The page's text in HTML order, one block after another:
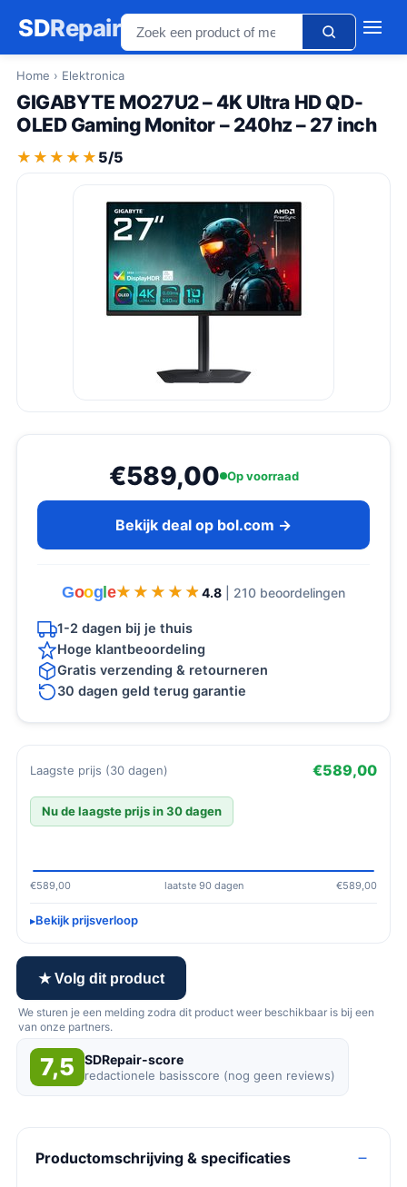
SDRepair
Home › Elektronica
GIGABYTE MO27U2 – 4K Ultra HD QD-
OLED Gaming Monitor – 240hz – 27 inch
★★★★★
★★★★★ 5/5
€589,00 Op voorraad
Bekijk deal op bol.com →
Goog e★★★★★
★★★★★ 4.8 | 210 beoordelingen
1-2 dagen bij je thuis
Hoge klantbeoordeling
Gratis verzending & retourneren
30 dagen geld terug garantie
Laagste prijs (30 dagen) €589,00
Nu de laagste prijs in 30 dagen
€589,00 laatste 90 dagen €589,00
Bekijk prijsverloop
★ Volg dit product
We sturen je een melding zodra dit product weer beschikbaar is bij een
van onze partners.
7,5 SDRepair-score
redactionele basisscore (nog geen reviews)
Productomschrijving & specificaties